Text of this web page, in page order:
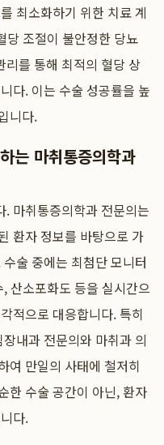
최소화하기 위한 치료 계
당 조절이 불안정한 당뇨
리를 통해 최적의 혈당 상
다. 이는 수술 성공률을 높
니다.
는 마취통증의학과
마취통증의학과 전문의는
환자 정보를 바탕으로 가
술 중에는 최첨단 모니터
산소포화도 등을 실시간으
적으로 대응합니다. 특히
내과 전문의와 마취과 의
여 만일의 사태에 철저히
한 수술 공간이 아닌, 환자
다.